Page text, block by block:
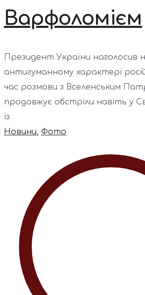
Варфоломієм
Президент України наголосив
антигуманному характері
час розмови з Вселенським
продовжує обстріли навіть у
із
Новини, Фото